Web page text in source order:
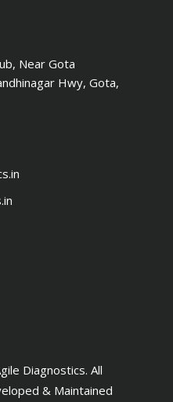
Near Gota
Hwy, Gota,
Diagnostics. All
& Maintained